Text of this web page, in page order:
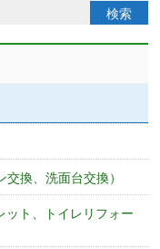
換、洗面台交換）
ット、トイレリフォー